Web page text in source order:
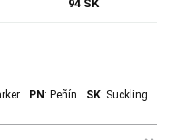
94 SK
PN: Peñín SK: Suckling